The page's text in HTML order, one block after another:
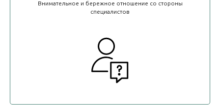
Внимательное и бережное отношение со стороны
специалистов